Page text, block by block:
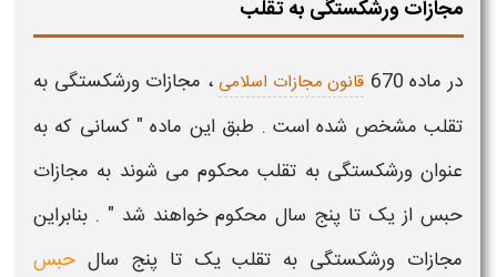
مجازات ورشکستگی به تقلب
در ماده 670 قانون مجازات اسلامی ، مجازات ورشکستگی به
تقلب مشخص شده است . طبق این ماده " کسانی که به
عنوانورشکستگی به تقلبمحکوم می شوند به مجازات
حبس از یک تا پنج سال محکوم خواهند شد " . بنابراین
مجازات ورشکستگی به تقلبیک تا پنج سال حبس